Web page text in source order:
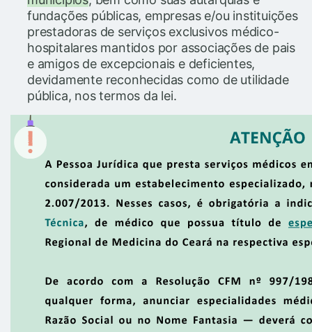
fundações públicas, empresas e/ou instituições
prestadoras de serviços exclusivos médico-
hospitalares mantidos por associações de pais
e amigos de excepcionais e deficientes,
devidamente reconhecidas como de utilidade
pública, nos termos da lei.